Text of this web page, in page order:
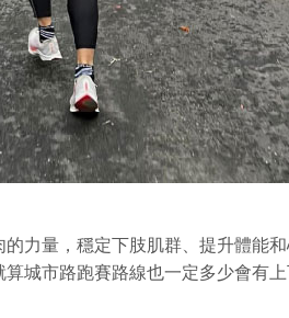
力量，穩定下肢肌群、提升體能
城市路跑賽路線也一定多少會有